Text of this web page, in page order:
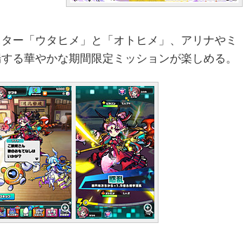
ー「ウタヒメ」と「オトヒメ」、アリナやミ
る華やかな期間限定ミッションが楽しめる。